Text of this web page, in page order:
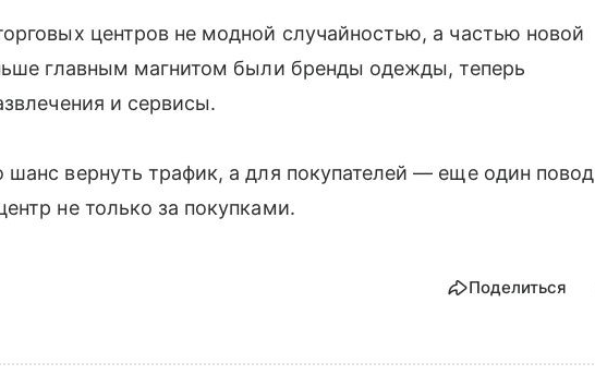
центров не модной случайностью, а частью новой
главным магнитом были бренды одежды, теперь
и сервисы.
вернуть трафик, а для покупателей — еще один повод
не только за покупками.
Поделиться